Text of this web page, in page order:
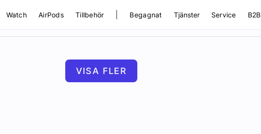
Watch AirPods Tillbehör Begagnat Tjänster Service B2B
VISA FLER